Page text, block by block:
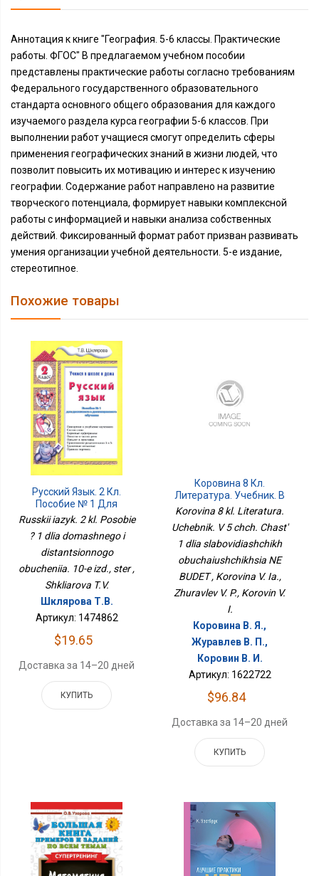
Аннотация к книге "География. 5-6 классы. Практические
работы. ФГОС" В предлагаемом учебном пособии
представлены практические работы согласно требованиям
Федерального государственного образовательного
стандарта основного общего образования для каждого
изучаемого раздела курса географии 5-6 классов. При
выполнении работ учащиеся смогут определить сферы
применения географических знаний в жизни людей, что
позволит повысить их мотивацию и интерес к изучению
географии. Содержание работ направлено на развитие
творческого потенциала, формирует навыки комплексной
работы с информацией и навыки анализа собственных
действий. Фиксированный формат работ призван развивать
умения организации учебной деятельности. 5-е издание,
стереотипное.
Похожие товары
Русский Язык. 2 Кл.
Пособие № 1 Для
Домашнего И
Дистанционного
Обучения. 10-Е Изд.,
Стер
Russkii iazyk. 2 kl. Posobie
? 1 dlia domashnego i
distantsionnogo
obucheniia. 10-e izd., ster ,
Shkliarova T.V.
Шклярова Т.В.
Артикул: 1474862
$19.65
Доставка за 14–20 дней
КУПИТЬ
Коровина 8 Кл.
Литература. Учебник. В
5 Чч. Часть 1 Для
Обучающихся НЕ БУДЕТ
Korovina 8 kl. Literatura.
Uchebnik. V 5 chch. Chast'
1 dlia slabovidiashchikh
obuchaiushchikhsia NE
BUDET , Korovina V. Ia.,
Zhuravlev V. P., Korovin V.
I.
Коровина В. Я.,
Журавлев В. П.,
Коровин В. И.
Артикул: 1622722
$96.84
Доставка за 14–20 дней
КУПИТЬ